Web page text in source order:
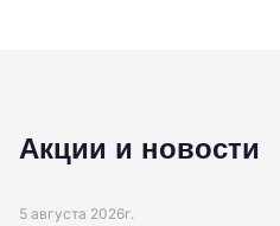
Акции и новости
5 августа 2026г.